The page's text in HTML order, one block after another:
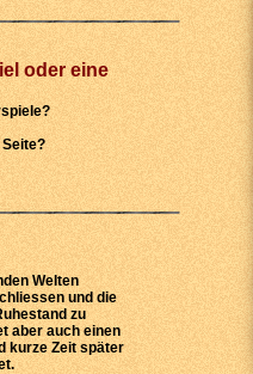
oder eine
?
Welten
und die
zu
aber auch einen
kurze Zeit später